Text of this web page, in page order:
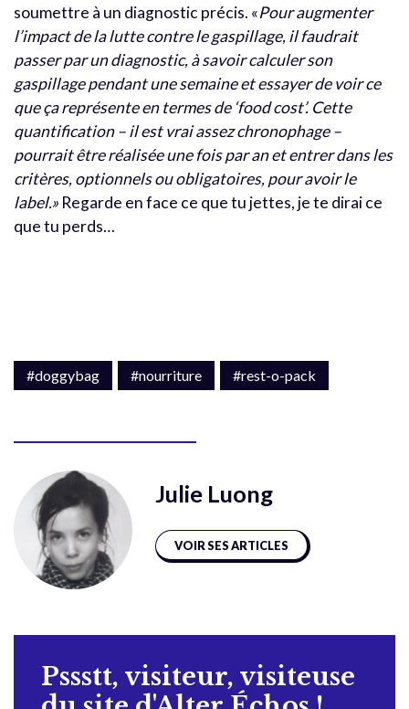
soumettre à un diagnostic précis. «Pour augmenter
l’impact de la lutte contre le gaspillage, il faudrait
passer par un diagnostic, à savoir calculer son
gaspillage pendant une semaine et essayer de voir ce
que ça représente en termes de ‘food cost’. Cette
quantification – il est vrai assez chronophage –
pourrait être réalisée une fois par an et entrer dans les
critères, optionnels ou obligatoires, pour avoir le
label.» Regarde en face ce que tu jettes, je te dirai ce
que tu perds…
#doggybag #nourriture #rest-o-pack
Julie Luong
VOIR SES ARTICLES
Pssstt, visiteur, visiteuse